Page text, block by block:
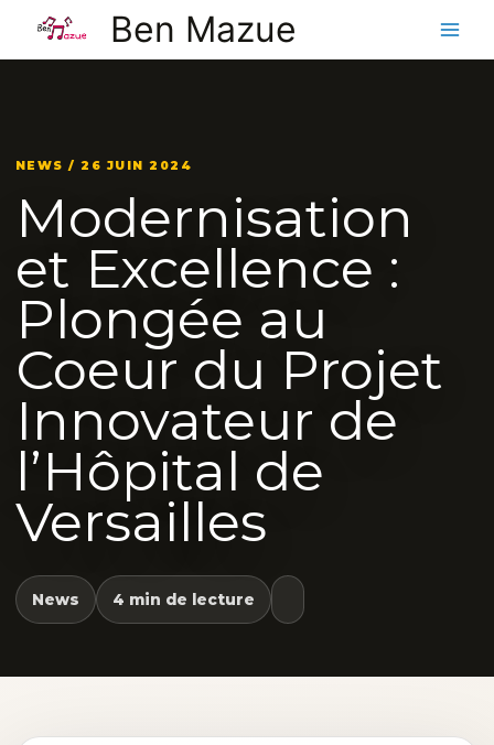
contenu
Ben Mazue
NEWS / 26 JUIN 2024
Modernisation
et Excellence :
Plongée au
Coeur du Projet
Innovateur de
l’Hôpital de
Versailles
News 4 min de lecture